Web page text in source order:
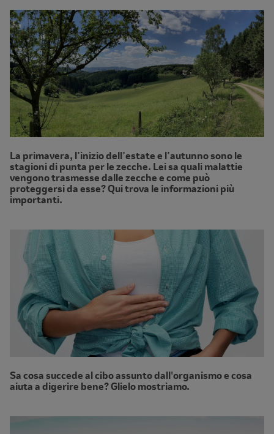
La primavera, l’inizio dell’estate e l’autunno sono le
stagioni di punta per le zecche. Lei sa quali malattie
vengono trasmesse dalle zecche e come può
proteggersi da esse? Qui trova le informazioni più
importanti.
Sa cosa succede al cibo assunto dall'organismo e cosa
aiuta a digerire bene? Glielo mostriamo.